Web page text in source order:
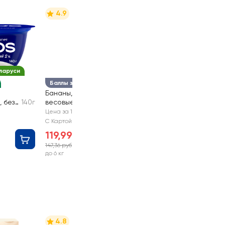
без
140г
Баллы за отзыв
4.9
Бананы, фасованные,
весовые
Цена за 1 кг
С Картой №1
119,99 руб
147,36 руб
до 6 кг
4.8